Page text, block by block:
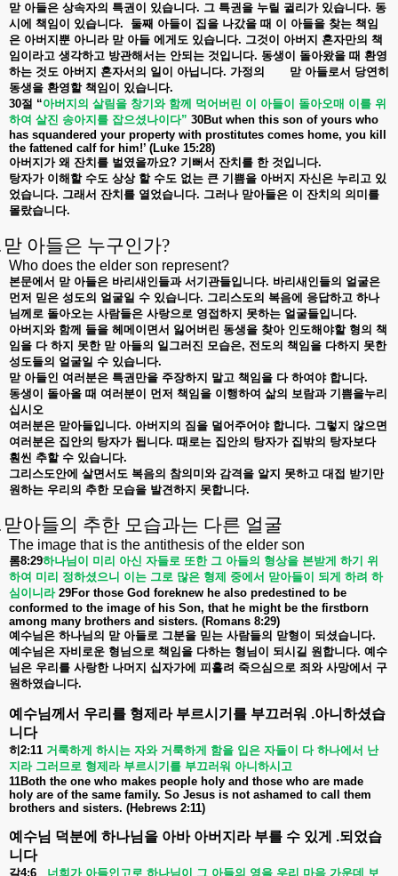
맏 아들은 상속자의 특권이 있습니다. 그 특권을 누릴 귈리가 있습니다. 동
시에 책임이 있습니다. 둘째 아들이 집을 나갔을 때 이 아들을 찾는 책임
은 아버지뿐 아니라 맏 아들 에게도 있습니다. 그것이 아버지 혼자만의 책
임이라고 생각하고 방관해서는 안되는 것입니다. 동생이 돌아왔을 때 환영
하는 것도 아버지 혼자서의 일이 아닙니다. 가정의 맏 아들로서 당연히
동생을 환영할 책임이 있습니다.
30절 “아버지의 살림을 창기와 함께 먹어버린 이 아들이 돌아오매 이를 위
하여 살진 송아지를 잡으셨나이다” 30But when this son of yours who
has squandered your property with prostitutes comes home, you kill
the fattened calf for him!’ (Luke 15:28)
아버지가 왜 잔치를 벌였을까요? 기뻐서 잔치를 한 것입니다.
탕자가 이해할 수도 상상 할 수도 없는 큰 기쁨을 아버지 자신은 누리고 있
었습니다. 그래서 잔치를 열었습니다. 그러나 맏아들은 이 잔치의 의미를
몰랐습니다.
맏 아들은 누구인가?
Who does the elder son represent?
본문에서 맏 아들은 바리새인들과 서기관들입니다. 바리새인들의 얼굴은
먼저 믿은 성도의 얼굴일 수 있습니다. 그리스도의 복음에 응답하고 하나
님께로 돌아오는 사람들은 사랑으로 영접하지 못하는 얼굴들입니다.
아버지와 함께 들을 헤메이면서 잃어버린 동생을 찾아 인도해야할 형의 책
임을 다 하지 못한 맏 아들의 일그러진 모습은, 전도의 책임을 다하지 못한
성도들의 얼굴일 수 있습니다.
맏 아들인 여러분은 특권만을 주장하지 말고 책임을 다 하여야 합니다.
동생이
돌아올 때 여러분이 먼저 책임을 이행하여 삶의 보람과 기쁨을누리
십시오
여러분은 맏아들입니다. 아버지의 짐을 덜어주어야 합니다. 그렇지 않으면
여러분은 집안의 탕자가 됩니다. 때로는 집안의 탕자가 집밖의 탕자보다
훤씬 추할 수 있습니다.
그리스도안에 살면서도 복음의 참의미와 감격을 알지 못하고 대접 받기만
원하는 우리의 추한 모습을 발견하지 못합니다.
맏아들의 추한 모습과는 다른 얼굴
The image that is the antithesis of the elder son
롬8:29하나님이 미리 아신 자들로 또한 그 아들의 형상을 본받게 하기 위
하여 미리 정하셨으니 이는 그로 많은 형제 중에서 맏아들이 되게 하려 하
심이니라 29For those God foreknew he also predestined to be
conformed to the image of his Son, that he might be the firstborn
among many brothers and sisters. (Romans 8:29)
예수님은 하나님의 맏 아들로 그분을 믿는 사람들의 맏형이 되셨습니다.
예수님은 자비로운 형님으로 책임을 다하는 형님이 되시길 원합니다. 예수
님은 우리를 사랑한 나머지 십자가에 피흘려 죽으심으로 죄와 사망에서 구
원하였습니다.
예수님께서 우리를 형제라 부르시기를 부끄러워 .아니하셨습
니다
히 2:11 거룩하게 하시는 자와 거룩하게 함을 입은 자들이 다 하나에서 난
지라 그러므로 형제라 부르시기를 부끄러워 아니하시고
11Both the one who makes people holy and those who are made
holy are of the same family. So Jesus is not ashamed to call them
brothers and sisters. (Hebrews 2:11)
예수님 덕분에 하나님을 아바 아버지라 부를 수 있게 .되었습
니다
갈4:6 너희가 아들인고로 하나님이 그 아들의 영을 우리 마음 가운데 보